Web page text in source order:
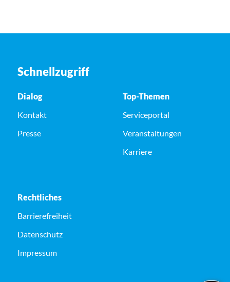
Schnellzugriff
Dialog
Kontakt
Presse
Top-Themen
Serviceportal
Veranstaltungen
Karriere
Rechtliches
Barrierefreiheit
Datenschutz
Impressum